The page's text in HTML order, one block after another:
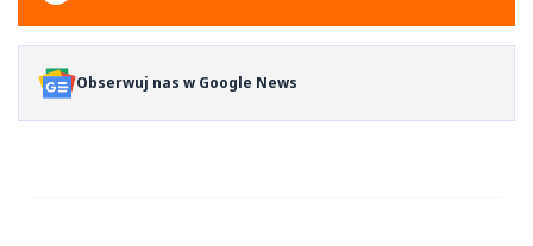
Obserwuj nas w Google News